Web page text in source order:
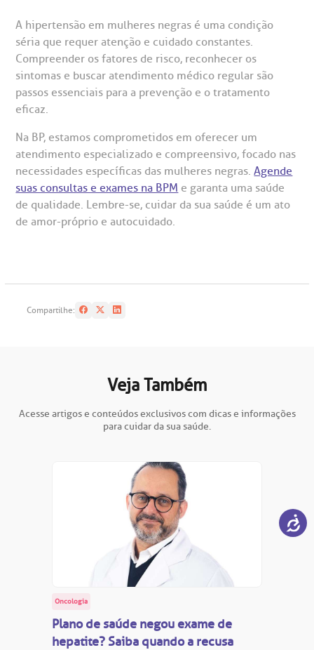
A hipertensão em mulheres negras é uma condição
séria que requer atenção e cuidado constantes.
Compreender os fatores de risco, reconhecer os
sintomas e buscar atendimento médico regular são
passos essenciais para a prevenção e o tratamento
eficaz.
Na BP, estamos comprometidos em oferecer um
atendimento especializado e compreensivo, focado nas
necessidades específicas das mulheres negras.Agende
suas consultas e exames na BPM e garanta uma saúde
de qualidade. Lembre-se, cuidar da sua saúde é um ato
de amor-próprio e autocuidado.
Compartilhe:
Veja Também
Acesse artigos e conteúdos exclusivos com dicas e informações
para cuidar da sua saúde.
Oncologia
Plano de saúde negou exame de
hepatite? Saiba quando a recusa